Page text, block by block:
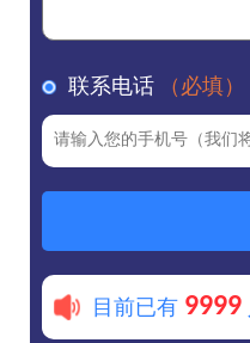
联系电话 （必填）
目前已有 9999